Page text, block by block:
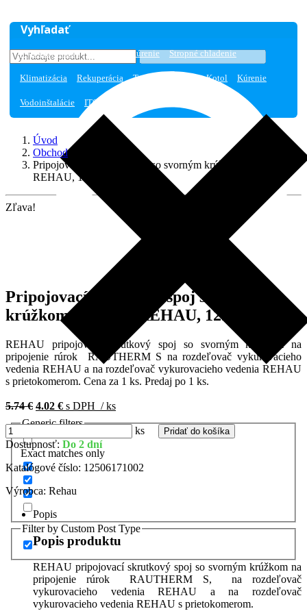
Vyhľadať
Generic filters
Exact matches only
Filter by Custom Post Type
Výhodný nákup Podlahové kúrenie Stropné chladenie
Klimatizácia Rekuperácia Tepelné čerpadlo Kotol Kúrenie
Vodoinštalácie IT600 SMART HOME
Úvod
Obchod
Pripojovací skrutkový spoj so svorným krúžkom 20-G 3/4
REHAU, 12506171002
Zľava!
Pripojovací skrutkový spoj so svorným
krúžkom 20-G 3/4 REHAU, 12506171002
REHAU pripojovací skrutkový spoj so svorným krúžkom na
pripojenie rúrok RAUTHERM S na rozdeľovač vykurovacieho
vedenia REHAU a na rozdeľovač vykurovacieho vedenia REHAU
s prietokomerom. Cena za 1 ks. Predaj po 1 ks.
5.74€ Pôvodná
bola:
5.74 €.
4.02 €Aktuálna
je:
4.02 €.
s DPH / ks
množstvo
Pripojovací
skrutkový
spoj
svorným
krúžkom
G
REHAU,
12506171002
ks Pridať do košíka
Dostupnosť: Do 2 dní
Katalógové číslo: 12506171002
Výrobca: Rehau
Popis
Popis produktu
REHAU pripojovací skrutkový spoj so svorným krúžkom na
pripojenie rúrok RAUTHERM S, na rozdeľovač
vykurovacieho vedenia REHAU a na rozdeľovač
vykurovacieho vedenia REHAU s prietokomerom.